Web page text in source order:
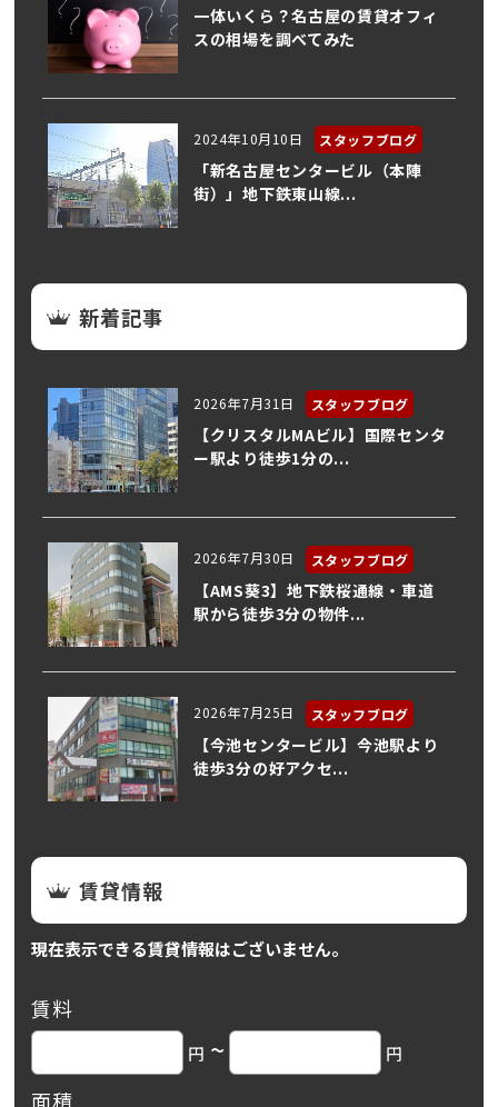
一体いくら？名古屋の賃貸オフィ
スの相場を調べてみた
2024年10月10日 スタッフブログ
「新名古屋センタービル（本陣
街）」地下鉄東山線...
新着記事
2026年7月31日 スタッフブログ
【クリスタルMAビル】国際センタ
ー駅より徒歩1分の...
2026年7月30日 スタッフブログ
【AMS葵3】地下鉄桜通線・車道
駅から徒歩3分の物件...
2026年7月25日 スタッフブログ
【今池センタービル】今池駅より
徒歩3分の好アクセ...
賃貸情報
現在表示できる賃貸情報はございません。
賃料
円 ~ 円
面積